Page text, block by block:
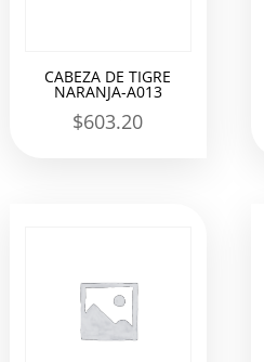
CABEZA DE TIGRE
NARANJA-A013
$603.20